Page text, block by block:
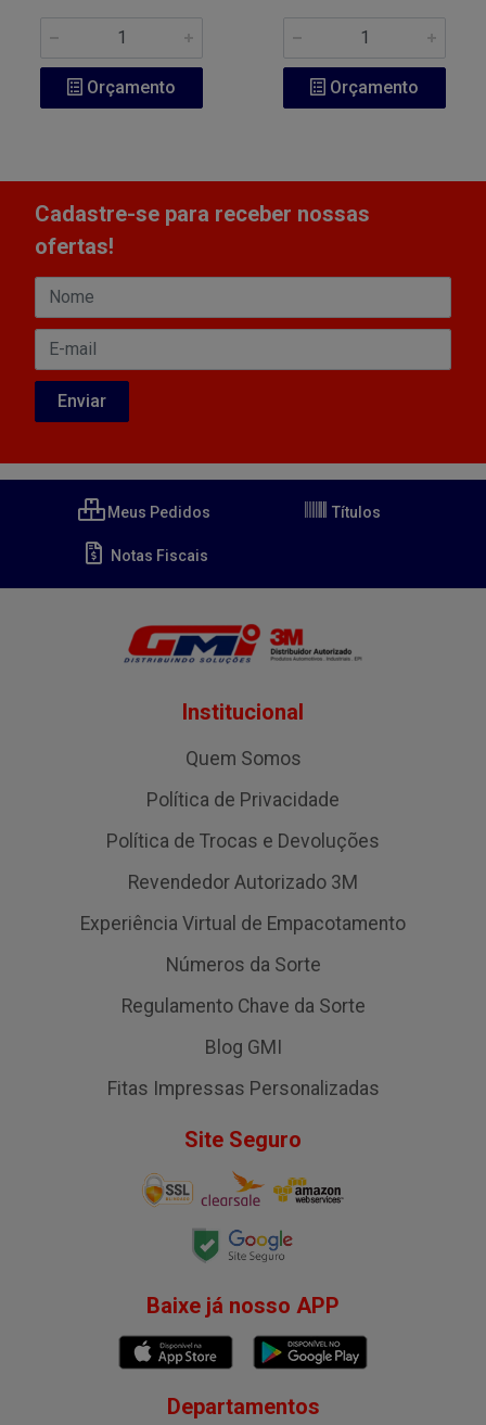
Orçamento Orçamento
Cadastre-se para receber nossas
ofertas!
Meus Pedidos Títulos
Notas Fiscais
Institucional
Quem Somos
Política de Privacidade
Política de Trocas e Devoluções
Revendedor Autorizado 3M
Experiência Virtual de Empacotamento
Números da Sorte
Regulamento Chave da Sorte
Blog GMI
Fitas Impressas Personalizadas
Site Seguro
Baixe já nosso APP
Departamentos